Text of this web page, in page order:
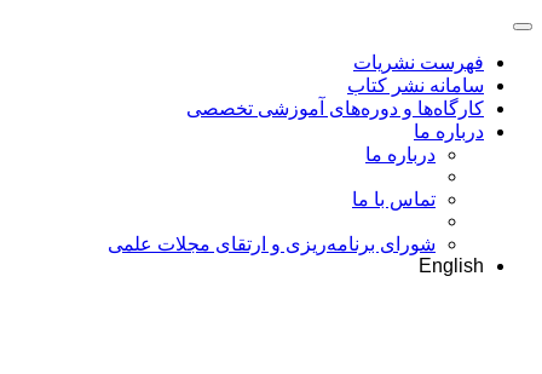
فهرست نشریات
سامانه نشر کتاب
کارگاه‌ها و دوره‌های آموزشی تخصصی
درباره ما
درباره ما
تماس با ما
شورای برنامه‌ریزی و ارتقای مجلات علمی
English